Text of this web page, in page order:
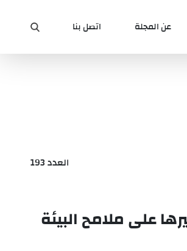
عن المجلة اتصل بنا
العدد 193
على ملامح البيئة